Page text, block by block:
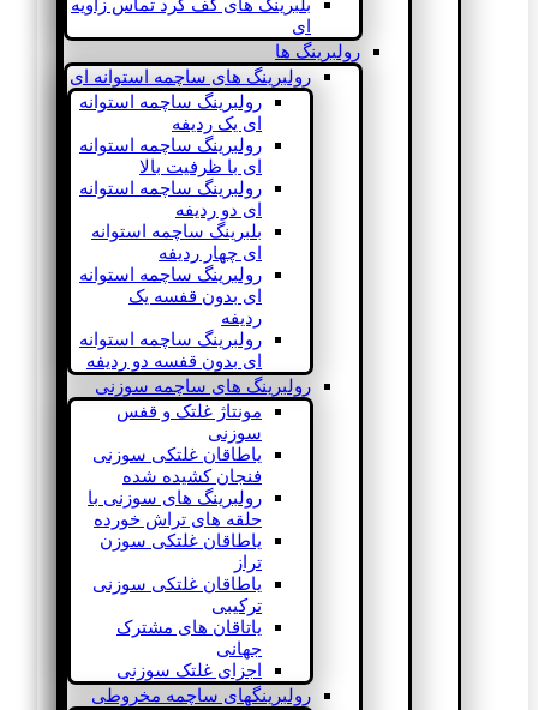
بلبرینگ های کف گرد تماس زاویه
ای
رولبرینگ ها
رولبرینگ های ساچمه استوانه ای
رولبرینگ ساچمه استوانه
ای یک ردیفه
رولبرینگ ساچمه استوانه
ای با ظرفیت بالا
رولبرینگ ساچمه استوانه
ای دو ردیفه
بلبرینگ ساچمه استوانه
ای چهار ردیفه
رولبرینگ ساچمه استوانه
ای بدون قفسه یک
ردیفه
رولبرینگ ساچمه استوانه
ای بدون قفسه دو ردیفه
رولبرینگ های ساچمه سوزنی
مونتاژ غلتک و قفس
سوزنی
یاطاقان غلتکی سوزنی
فنجان کشیده شده
رولبرینگ های سوزنی با
حلقه های تراش خورده
یاطاقان غلتکی سوزن
تراز
یاطاقان غلتکی سوزنی
ترکیبی
یاتاقان های مشترک
جهانی
اجزای غلتک سوزنی
رولبرینگهای ساچمه مخروطی